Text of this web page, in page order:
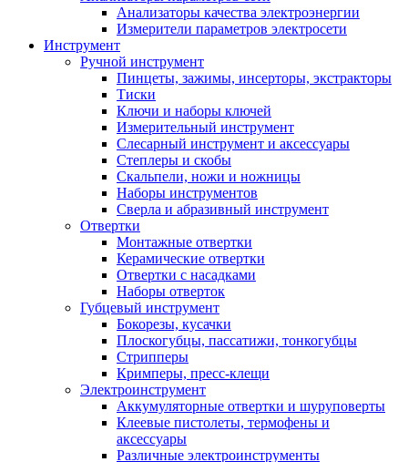
Анализаторы качества электроэнергии
Измерители параметров электросети
Инструмент
Ручной инструмент
Пинцеты, зажимы, инсерторы, экстракторы
Тиски
Ключи и наборы ключей
Измерительный инструмент
Слесарный инструмент и аксессуары
Степлеры и скобы
Скальпели, ножи и ножницы
Наборы инструментов
Сверла и абразивный инструмент
Отвертки
Монтажные отвертки
Керамические отвертки
Отвертки с насадками
Наборы отверток
Губцевый инструмент
Бокорезы, кусачки
Плоскогубцы, пассатижи, тонкогубцы
Стрипперы
Кримперы, пресс-клещи
Электроинструмент
Аккумуляторные отвертки и шуруповерты
Клеевые пистолеты, термофены и
аксессуары
Различные электроинструменты